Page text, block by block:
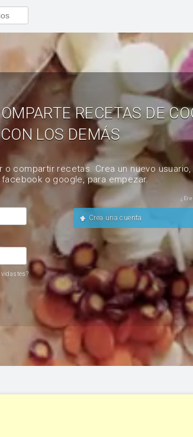
RECETAS DE
CON LOS DEMÁS
o compartir recetas. Crea un nuevo
o google, para empezar.
Crea una cuenta